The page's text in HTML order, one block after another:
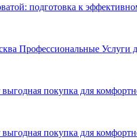
подготовка к
Профессиональные Услуги
покупка для
покупка для